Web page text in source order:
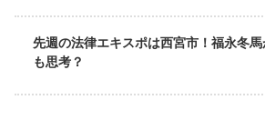
先週の法律エキスポは西宮市！福永冬
も思考？